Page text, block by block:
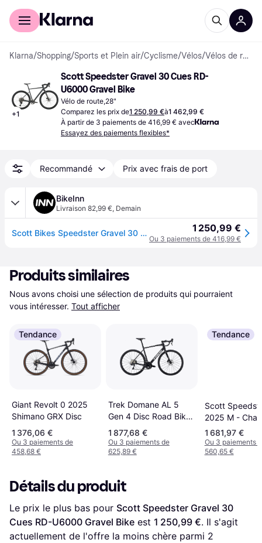
Acheter avec Klarna
Klarna/Shopping/Sports et Plein air/Cyclisme/Vélos/ Vélos de route
+1
Scott Speedster Gravel 30 Cues RD-
U6000 Gravel Bike
Vélo de route,28"
Comparez les prix de1 250,99 €à1 462,99 €
À partir de 3 paiements de 416,99 € avec
Essayez des paiements flexibles*
Recommandé Prix avec frais de port
BikeInn
Livraison 82,99 €, Demain
Scott Bikes Speedster Gravel 30 Cues Rd-u6000 10s 2026 Gravel Bike Noir XL 1 250,99 €
Ou 3 paiements de 416,99 €
Produits similaires
Nous avons choisi une sélection de produits qui pourraient
vous intéresser. Tout afficher
Tendance
Giant Revolt 0 2025
Shimano GRX Disc
1 376,06 €
Ou 3 paiements de
458,68 €
Trek Domane AL 5
Gen 4 Disc Road Bike
Matte Unisexe
1 877,68 €
Ou 3 paiements de
625,89 €
Tendance
Scott
2025 M -
Black Unisexe
1 681,97 €
Ou 3 paiements
560,65 €
Détails du produit
Le prix le plus bas pour Scott Speedster Gravel 30
Cues RD-U6000 Gravel Bike est 1 250,99 €. Il s'agit
actuellement de l'offre la moins chère parmi 2